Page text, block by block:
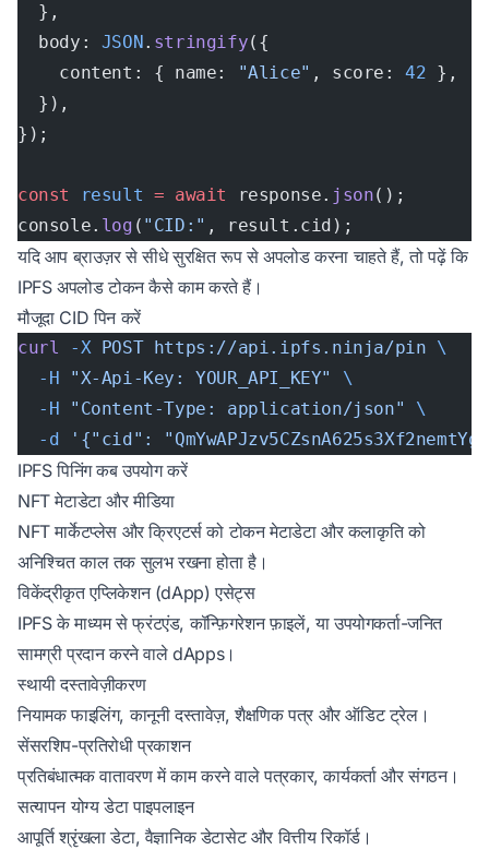
  },
  body:
JSON. stringify({
    content: { name:
"Alice" , score: 42 },
  }),
});
const result = await response. json();
console. log ( "CID:" , result.cid);
यदि आप ब्राउज़र से सीधे सुरक्षित रूप से अपलोड करना चाहते हैं, तो पढ़ें कि
IPFS अपलोड टोकनकैसे काम करते हैं।
मौजूदा CID पिन करें
curl -X POST https://api.ipfs.ninja/pin \
  -H
"X-Api-Key: YOUR_API_KEY"
\
  -H
"Content-Type: application/json"
\
  -d
'{"cid":
IPFS पिनिंग कब उपयोग करें
NFT मेटाडेटा और मीडिया
NFT मार्केटप्लेस और क्रिएटर्स को टोकन मेटाडेटा और कलाकृति को
अनिश्चित काल तक सुलभ रखना होता है।
विकेंद्रीकृत एप्लिकेशन (dApp) एसेट्स
IPFS के माध्यम से फ्रंटएंड, कॉन्फ़िगरेशन फ़ाइलें, या उपयोगकर्ता-जनित
सामग्री प्रदान करने वाले dApps।
स्थायी दस्तावेज़ीकरण
नियामक फाइलिंग, कानूनी दस्तावेज़, शैक्षणिक पत्र और ऑडिट ट्रेल।
सेंसरशिप-प्रतिरोधी प्रकाशन
प्रतिबंधात्मक वातावरण में काम करने वाले पत्रकार, कार्यकर्ता और संगठन।
सत्यापन योग्य डेटा पाइपलाइन
आपूर्ति श्रृंखला डेटा, वैज्ञानिक डेटासेट और वित्तीय रिकॉर्ड।